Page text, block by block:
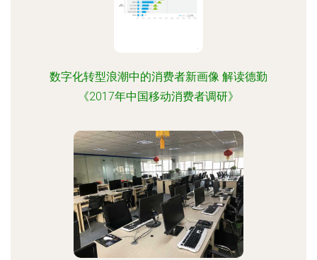
数字化转型浪潮中的消费者新画像 解读德勤
《2017年中国移动消费者调研》